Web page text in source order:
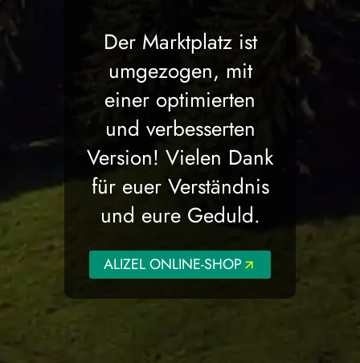
Der Marktplatz ist
umgezogen, mit
einer optimierten
und verbesserten
Version! Vielen Dank
für euer Verständnis
und eure Geduld.
ALIZEL ONLINE-SHOP